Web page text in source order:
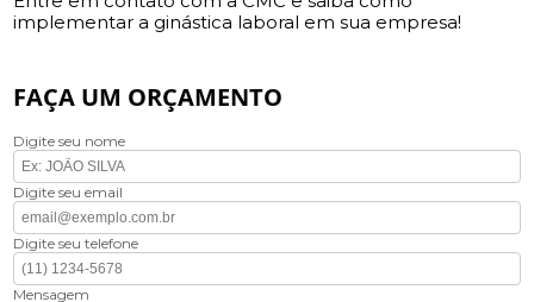
implementar a ginástica laboral em sua empresa!
FAÇA UM ORÇAMENTO
Digite seu nome
Digite seu email
Digite seu telefone
Mensagem